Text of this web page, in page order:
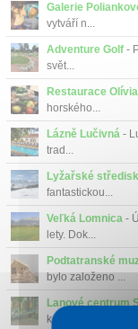
Galerie
vytváří n...
Adventure Golf -
svět...
Restaurace Olívia
horského...
Lázně Lučivná -
trad...
Lyžařské
fantastickou...
Veľká Lomnica -
lety. Dok...
Podtatranské
bylo založeno ...
Lanové centrum
kotlině ...